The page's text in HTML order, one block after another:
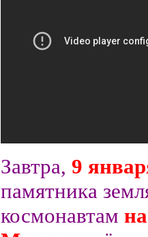
Завтра, 9
памятника
космонавтам